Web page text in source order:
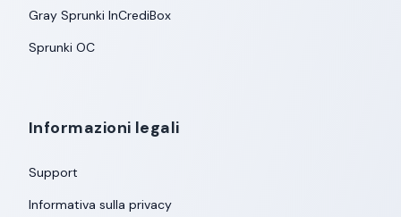
Gray Sprunki InCrediBox
Sprunki OC
Informazioni legali
Support
Informativa sulla privacy